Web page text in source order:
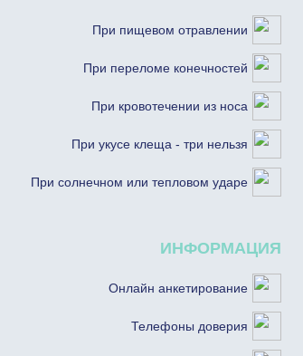
При пищевом отравлении
При переломе конечностей
При кровотечении из носа
При укусе клеща - три нельзя
При солнечном или тепловом ударе
ИНФОРМАЦИЯ
Онлайн анкетирование
Телефоны доверия